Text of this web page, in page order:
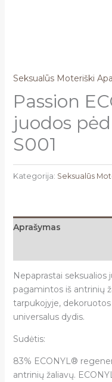
Seksualūs Moteriški
Passion
juodos
S001
Kategorija: Seksualūs
Aprašymas
Nepaprastai seksualios
pagamintos iš antrinių
tarpukojyje,
universalus dydis.
Sudėtis:
83% ECONYL®
antrinių žaliavų.